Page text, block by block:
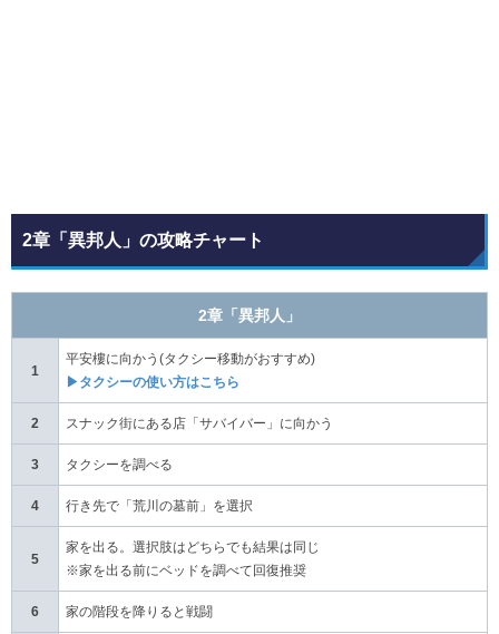
2章「異邦人」の攻略チャート
2章「異邦人」
1
平安樓に向かう(タクシー移動がおすすめ)
▶タクシーの使い方はこちら
2 スナック街にある店「サバイバー」に向かう
3 タクシーを調べる
4 行き先で「荒川の墓前」を選択
5
家を出る。選択肢はどちらでも結果は同じ
※家を出る前にベッドを調べて回復推奨
6 家の階段を降りると戦闘